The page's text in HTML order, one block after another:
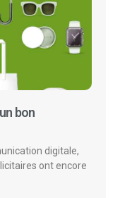
bon
digitale,
ont encore